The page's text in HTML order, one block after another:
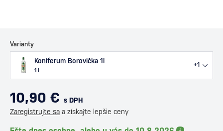
Varianty
Koniferum Borovička 1l
1 l
+1
10,90 € s DPH
Zaregistrujte sa a získajte lepšie ceny